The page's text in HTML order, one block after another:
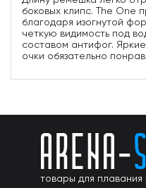
боковых клипс. The One
благодаря изогнутой
четкую видимость под
составом антифог.
очки обязательно
товары для плавания